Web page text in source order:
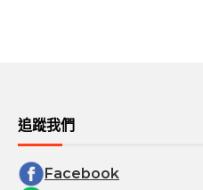
追蹤我們
Facebook